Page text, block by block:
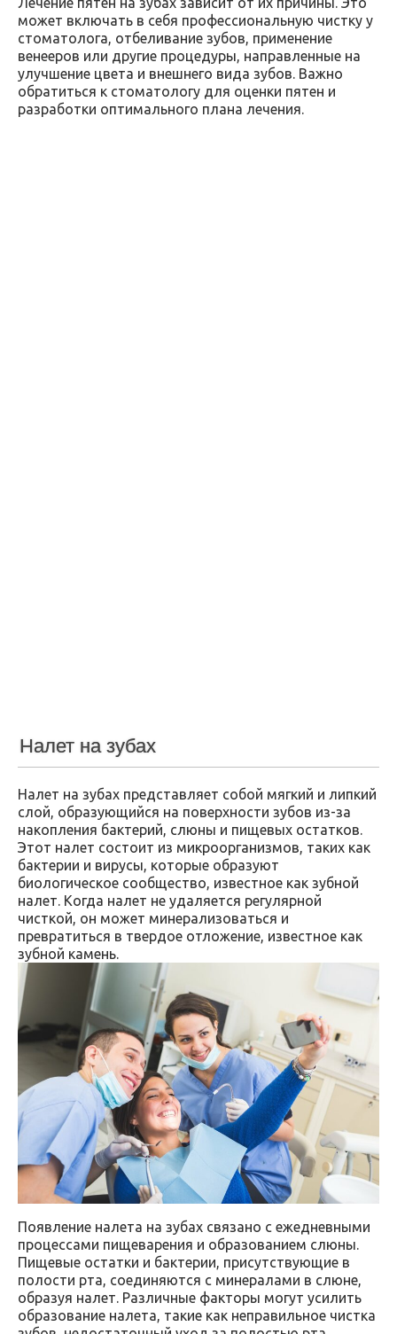
может включать в себя профессиональную чистку у
стоматолога, отбеливание зубов, применение
венееров или другие процедуры, направленные на
улучшение цвета и внешнего вида зубов. Важно
обратиться к стоматологу для оценки пятен и
разработки оптимального плана лечения.
Налет на зубах
Налет на зубах представляет собой мягкий и липкий
слой, образующийся на поверхности зубов из-за
накопления бактерий, слюны и пищевых остатков.
Этот налет состоит из микроорганизмов, таких как
бактерии и вирусы, которые образуют
биологическое сообщество, известное как зубной
налет. Когда налет не удаляется регулярной
чисткой, он может минерализоваться и
превратиться в твердое отложение, известное как
зубной камень.
Появление налета на зубах связано с ежедневными
процессами пищеварения и образованием слюны.
Пищевые остатки и бактерии, присутствующие в
полости рта, соединяются с минералами в слюне,
образуя налет. Различные факторы могут усилить
образование налета, такие как неправильное чистка